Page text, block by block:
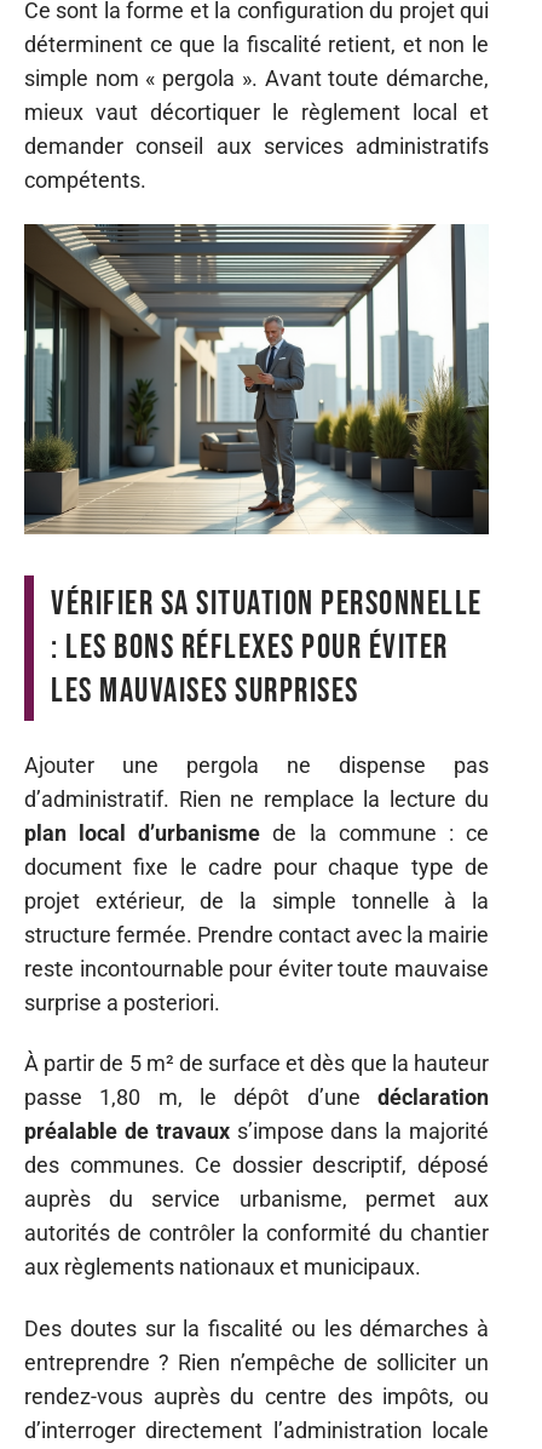
Ce sont la forme et la configuration du projet qui
déterminent ce que la fiscalité retient, et non le
simple nom « pergola ». Avant toute démarche,
mieux vaut décortiquer le règlement local et
demander conseil aux services administratifs
compétents.
Vérifier sa situation personnelle
: les bons réflexes pour éviter
les mauvaises surprises
Ajouter une pergola ne dispense pas
d’administratif. Rien ne remplace la lecture du
plan local d’urbanisme de la commune : ce
document fixe le cadre pour chaque type de
projet extérieur, de la simple tonnelle à la
structure fermée. Prendre contact avec la mairie
reste incontournable pour éviter toute mauvaise
surprise a posteriori.
À partir de 5 m² de surface et dès que la hauteur
passe 1,80 m, le dépôt d’une déclaration
préalable de travauxs’impose dans la majorité
des communes. Ce dossier descriptif, déposé
auprès du service urbanisme, permet aux
autorités de contrôler la conformité du chantier
aux règlements nationaux et municipaux.
Des doutes sur la fiscalité ou les démarches à
entreprendre ? Rien n’empêche de solliciter un
rendez-vous auprès du centre des impôts, ou
d’interroger directement l’administration locale